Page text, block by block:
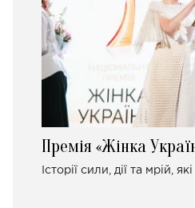
Премія «Жінка
Історії сили, дії та мрій,